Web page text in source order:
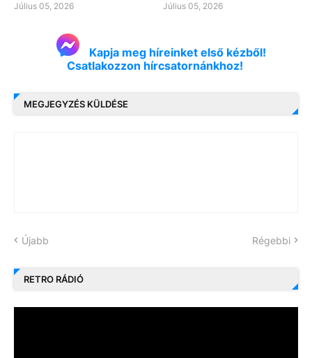
Július 05, 2026 Július 05, 2026
Kapja meg híreinket első kézből!
Csatlakozzon hírcsatornánkhoz!
MEGJEGYZÉS KÜLDÉSE
Újabb Régebbi
RETRO RÁDIÓ